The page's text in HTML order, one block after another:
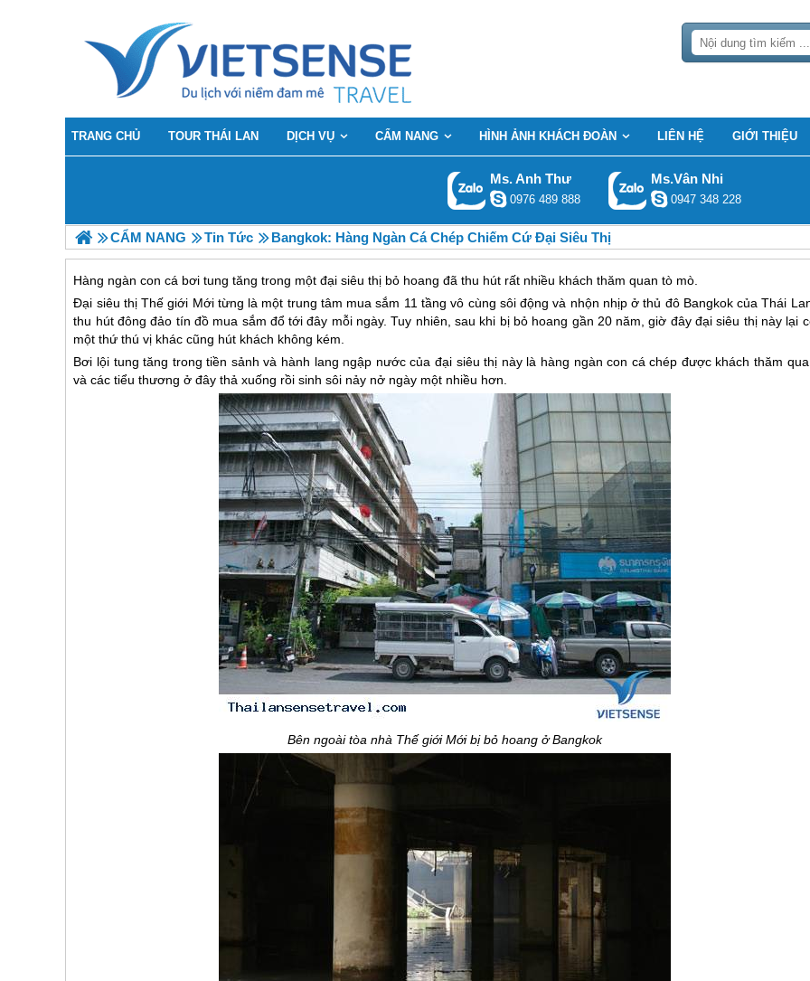
TRANG CHỦ TOUR THÁI LAN DỊCH VỤ CẨM NANG HÌNH ẢNH KHÁCH ĐOÀN LIÊN HỆ GIỚI THIỆU
Ms. Anh Thư
0976 489 888
Ms.Vân Nhi
0947 348 228
CẨM NANG Tin Tức Bangkok: Hàng Ngàn Cá Chép Chiếm Cứ Đại Siêu Thị
Hàng ngàn con cá bơi tung tăng trong một đại siêu thị bỏ hoang đã thu hút rất nhiều khách thăm quan tò mò.
Đại siêu thị Thế giới Mới từng là một trung tâm mua sắm 11 tầng vô cùng sôi động và nhộn nhịp ở thủ đô Bangkok củaThái
thu hút đông đảo tín đồ mua sắm đổ tới đây mỗi ngày. Tuy nhiên, sau khi bị bỏ hoang gần 20 năm, giờ đây đại siêu thị này lại
một thứ thú vị khác cũng hút khách không kém.
Bơi lội tung tăng trong tiền sảnh và hành lang ngập nước của đại siêu thị này là hàng ngàn con cá chép được khách thăm
và các tiểu thương ở đây thả xuống rồi sinh sôi nảy nở ngày một nhiều hơn.
Bên ngoài tòa nhà Thế giới Mới bị bỏ hoang ở Bangkok